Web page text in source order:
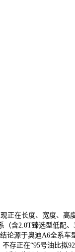
在长度、宽度、高
含2.0T臻选型低配
论源于奥迪A6全
存正在“95号油比